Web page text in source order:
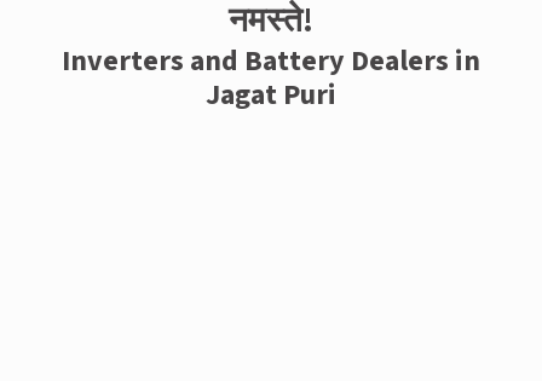
नमस्ते!
Inverters and Battery Dealers in
Jagat Puri